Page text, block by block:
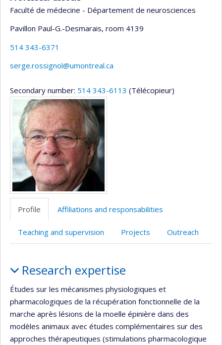
Faculté de médecine - Département de neurosciences
Pavillon Paul-G.-Desmarais, room 4139
514 343-6371
serge.rossignol@umontreal.ca
Secondary number: 514 343-6113 (Télécopieur)
Media
Profile Affiliations and responsabilities
Teaching and supervision Projects Outreach
Research expertise
Études sur les mécanismes physiologiques et
pharmacologiques de la récupération fonctionnelle de la
marche après lésions de la moelle épinière dans des
modèles animaux avec études complémentaires sur des
approches thérapeutiques (stimulations pharmacologique